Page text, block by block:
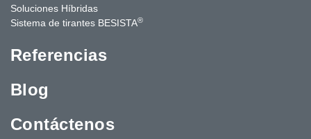
Soluciones Híbridas
Sistema de tirantes BESISTA®
Referencias
Blog
Contáctenos